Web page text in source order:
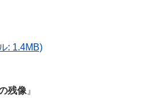
: 1.4MB)
残像 』